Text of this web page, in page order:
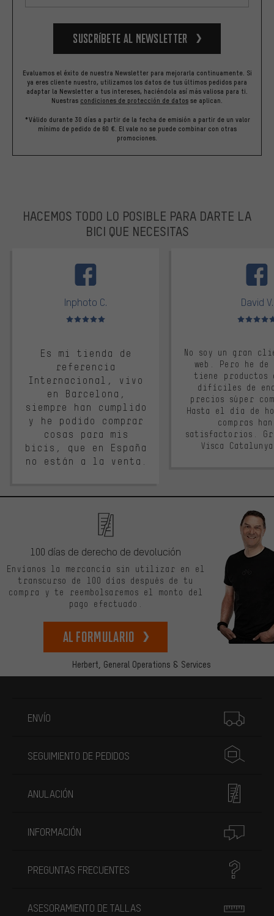
Suscríbete al newsletter
Evaluamos el éxito de nuestra Newsletter para mejorarla continuamente. Si
ya eres cliente nuestro, utilizamos los datos de tus últimos pedidos para
adaptar la Newsletter a tus intereses, haciéndola así más valiosa para ti.
Nuestras condiciones de protección de datos se aplican.
*Válido durante 30 días a partir de la fecha de emisión a partir de un valor
mínimo de pedido de 60 €. El vale no se puede combinar con otras
promociones.
HACEMOS TODO LO POSIBLE PARA DARTE LA
BICI QUE NECESITAS
Inphoto C.
Valoración media: 5 de 5
Es mi tienda de
referencia
Internacional, vivo
en Barcelona,
siempre han cumplido
y he podido comprar
cosas para mis
bicis, que en España
no están a la venta.
David V.
Valoración
No soy un gran
web. Pero he
tiene productos
difíciles de
precios súper
Hasta el día de
compras
satisfactorios.
Visca
Herbert, General Operations & Services
100 días de derecho de devolución
Envíanos la mercancía sin utilizar en el
transcurso de 100 días después de tu
compra y te reembolsaremos el monto del
pago efectuado.
Al formulario
ENVÍO
SEGUIMIENTO DE PEDIDOS
ANULACIÓN
INFORMACIÓN
PREGUNTAS FRECUENTES
ASESORAMIENTO DE TALLAS